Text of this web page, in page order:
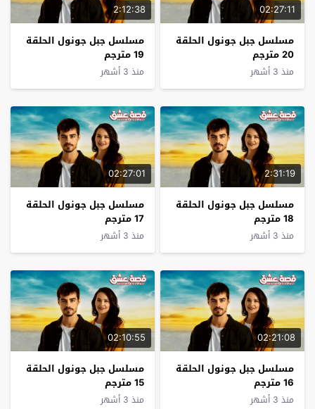
02:27:11
مسلسل جبل جونول الحلقة
20 مترجم
منذ 3 أشهر
2:12:38
مسلسل جبل جونول الحلقة
19 مترجم
منذ 3 أشهر
2:31:19
مسلسل جبل جونول الحلقة
18 مترجم
منذ 3 أشهر
02:27:01
مسلسل جبل جونول الحلقة
17 مترجم
منذ 3 أشهر
02:21:08
مسلسل جبل جونول الحلقة
16 مترجم
منذ 3 أشهر
02:10:55
مسلسل جبل جونول الحلقة
15 مترجم
منذ 3 أشهر